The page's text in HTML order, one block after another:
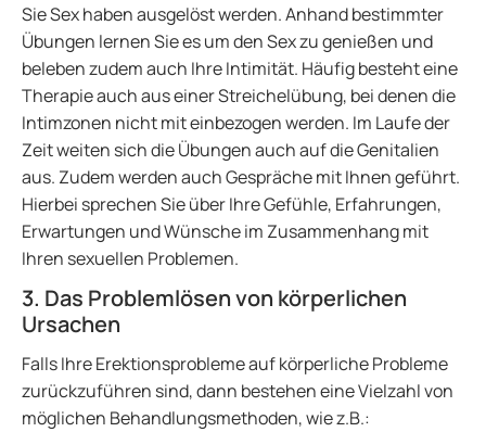
Sie Sex haben ausgelöst werden. Anhand bestimmter
Übungen lernen Sie es um den Sex zu genießen und
beleben zudem auch Ihre Intimität. Häufig besteht eine
Therapie auch aus einer Streichelübung, bei denen die
Intimzonen nicht mit einbezogen werden. Im Laufe der
Zeit weiten sich die Übungen auch auf die Genitalien
aus. Zudem werden auch Gespräche mit Ihnen geführt.
Hierbei sprechen Sie über Ihre Gefühle, Erfahrungen,
Erwartungen und Wünsche im Zusammenhang mit
Ihren sexuellen Problemen.
3. Das Problemlösen von körperlichen
Ursachen
Falls Ihre Erektionsprobleme auf körperliche Probleme
zurückzuführen sind, dann bestehen eine Vielzahl von
möglichen Behandlungsmethoden, wie z.B.: